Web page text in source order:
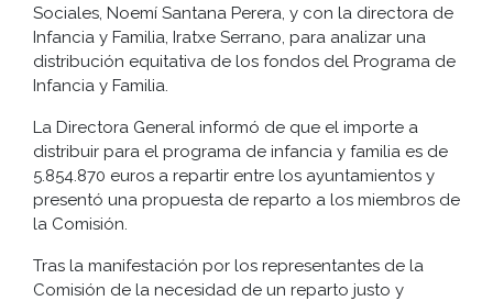
Sociales, Noemí Santana Perera, y con la directora de
Infancia y Familia, Iratxe Serrano, para analizar una
distribución equitativa de los fondos del Programa de
Infancia y Familia.
La Directora General informó de que el importe a
distribuir para el programa de infancia y familia es de
5.854.870 euros a repartir entre los ayuntamientos y
presentó una propuesta de reparto a los miembros de
la Comisión.
Tras la manifestación por los representantes de la
Comisión de la necesidad de un reparto justo y